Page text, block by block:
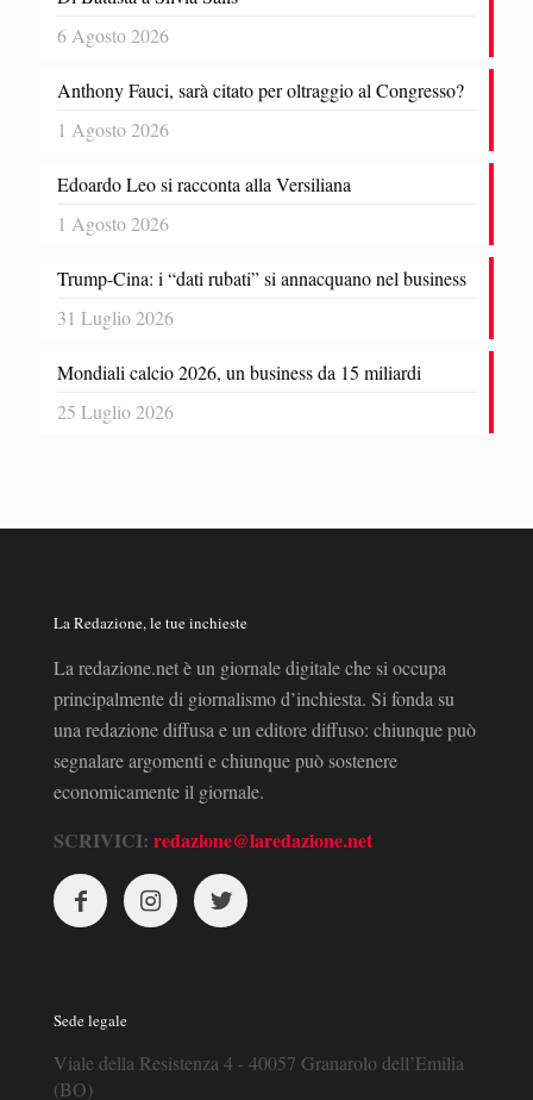
6 Agosto 2026
Anthony Fauci, sarà citato per oltraggio al Congresso?
1 Agosto 2026
Edoardo Leo si racconta alla Versiliana
1 Agosto 2026
Trump-Cina: i “dati rubati” si annacquano nel business
31 Luglio 2026
Mondiali calcio 2026, un business da 15 miliardi
25 Luglio 2026
La Redazione, le tue inchieste
La redazione.net è un giornale digitale che si occupa
principalmente di giornalismo d’inchiesta. Si fonda su
una redazione diffusa e un editore diffuso: chiunque può
segnalare argomenti e chiunque può sostenere
economicamente il giornale.
SCRIVICI: redazione@laredazione.net
Sede legale
Viale della Resistenza 4 - 40057 Granarolo dell’Emilia
(BO)